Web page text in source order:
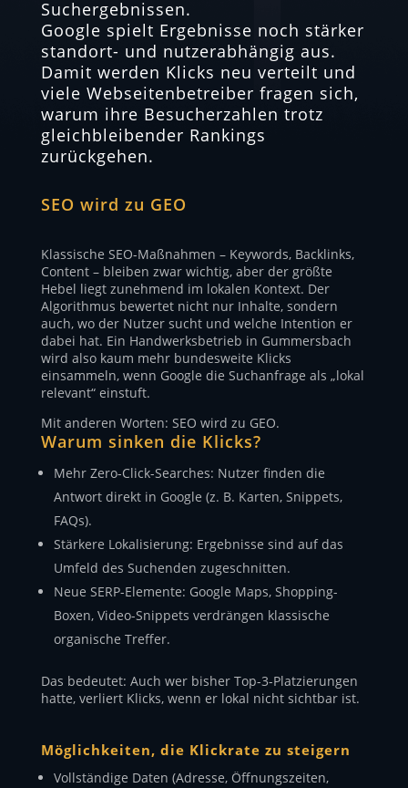
Suchergebnissen.
Google spielt Ergebnisse noch stärker
standort- und nutzerabhängig aus.
Damit werden Klicks neu verteilt und
viele Webseitenbetreiber fragen sich,
warum ihre Besucherzahlen trotz
gleichbleibender Rankings
zurückgehen.
SEO wird zu GEO
Klassische SEO-Maßnahmen – Keywords, Backlinks,
Content – bleiben zwar wichtig, aber der größte
Hebel liegt zunehmend im lokalen Kontext. Der
Algorithmus bewertet nicht nur Inhalte, sondern
auch, wo der Nutzer sucht und welche Intention er
dabei hat. Ein Handwerksbetrieb in Gummersbach
wird also kaum mehr bundesweite Klicks
einsammeln, wenn Google die Suchanfrage als „lokal
relevant“ einstuft.
Mit anderen Worten: SEO wird zu GEO.
Warum sinken die Klicks?
Mehr Zero-Click-Searches: Nutzer finden die
Antwort direkt in Google (z. B. Karten, Snippets,
FAQs).
Stärkere Lokalisierung: Ergebnisse sind auf das
Umfeld des Suchenden zugeschnitten.
Neue SERP-Elemente: Google Maps, Shopping-
Boxen, Video-Snippets verdrängen klassische
organische Treffer.
Das bedeutet: Auch wer bisher Top-3-Platzierungen
hatte, verliert Klicks, wenn er lokal nicht sichtbar ist.
Möglichkeiten, die Klickrate zu steigern
Vollständige Daten (Adresse, Öffnungszeiten,